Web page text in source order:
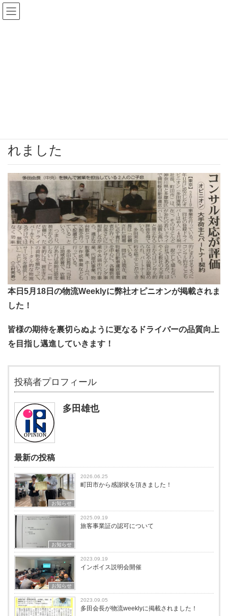
れました
本日5月18日の物流Weeklyに弊社オピニオンが掲載されま
した！
皆様の期待を裏切らぬように更なるドライバーの品質向上
を目指し邁進していきます！
投稿者プロフィール
多田雄也
最新の投稿
お知らせ
2026.06.25
町田市から感謝状を頂きました！
お知らせ
2025.09.19
旅客事業証の認可について
お知らせ
2023.09.19
インボイス説明会開催
2023.09.05
多田会長が物流weeklyに掲載されました！